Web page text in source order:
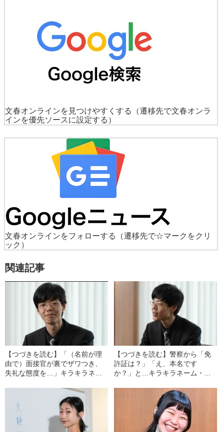
文春オンラインを見つけやすくする
（遷移先で文春オンラ
インを優先ソースに設定する）
文春オンラインをフォローする
（遷移先で☆マークをクリ
ック）
関連記事
【つづきを読む】「（名前が理
由で）面接官が裏でザワつき、
失礼な態度を…」キラキラネー
す、大変だった就職活動
【つづきを読む】警察から「免
許証は？」「え、本名です
か？」と…キラキラネーム・寺
生活で名前がもたらすメリット